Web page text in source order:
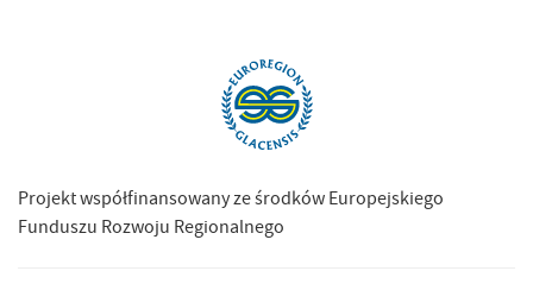
Projekt współfinansowany ze środków Europejskiego
Funduszu Rozwoju Regionalnego